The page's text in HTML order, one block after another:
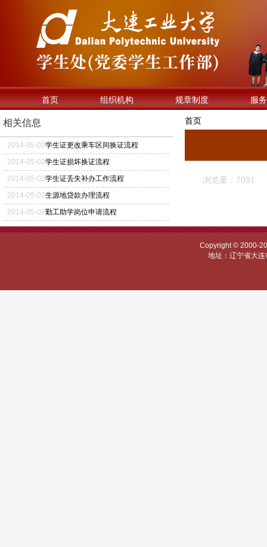
首页 组织机构 规章制度 服
相关信息
2014-05-02学生证更改乘车区间换证流程
2014-05-02学生证损坏换证流程
2014-05-02学生证丢失补办工作流程
2014-05-02生源地贷款办理流程
2014-05-02勤工助学岗位申请流程
首页
浏览量：7091
Copyright © 2000-
地址：辽宁省大